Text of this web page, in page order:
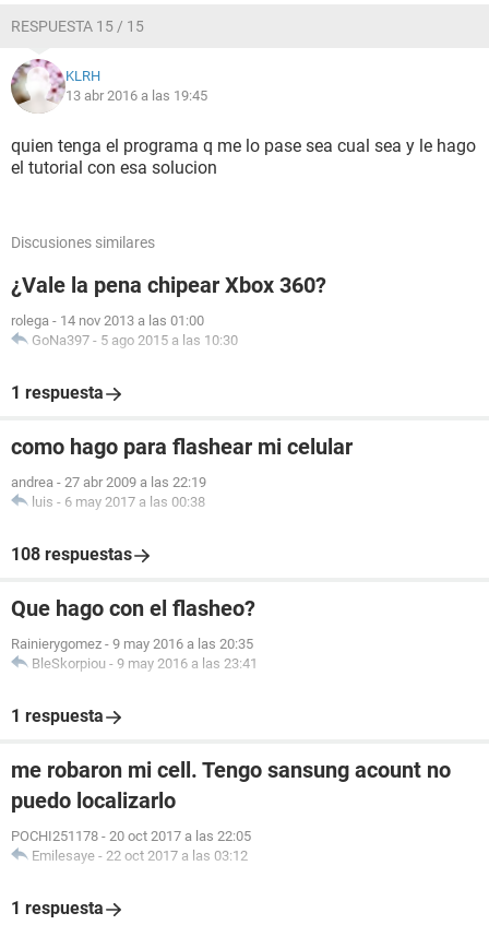
RESPUESTA 15 / 15
KLRH
13 abr 2016 a las 19:45
quien tenga el programa q me lo pase sea cual sea y le hago
el tutorial con esa solucion
Discusiones similares
¿Vale la pena chipear Xbox 360?
rolega - 14 nov 2013 a las 01:00
GoNa397 - 5 ago 2015 a las 10:30
1 respuesta
como hago para flashear mi celular
andrea - 27 abr 2009 a las 22:19
luis - 6 may 2017 a las 00:38
108 respuestas
Que hago con el flasheo?
Rainierygomez - 9 may 2016 a las 20:35
BleSkorpiou - 9 may 2016 a las 23:41
1 respuesta
me robaron mi cell. Tengo sansung acount no
puedo localizarlo
POCHI251178 - 20 oct 2017 a las 22:05
Emilesaye - 22 oct 2017 a las 03:12
1 respuesta